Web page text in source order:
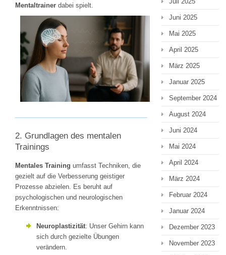
Mentaltrainer dabei spielt.
2. Grundlagen des mentalen
Trainings
Mentales Training umfasst Techniken, die
gezielt auf die Verbesserung geistiger
Prozesse abzielen. Es beruht auf
psychologischen und neurologischen
Erkenntnissen:
Neuroplastizität: Unser Gehirn kann
sich durch gezielte Übungen
verändern.
Juni 2025
Mai 2025
April 2025
März 2025
Januar 2025
September 2024
August 2024
Juni 2024
Mai 2024
April 2024
März 2024
Februar 2024
Januar 2024
Dezember 2023
November 2023